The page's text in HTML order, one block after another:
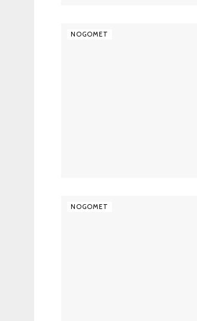
NOGOMET
NOGOMET